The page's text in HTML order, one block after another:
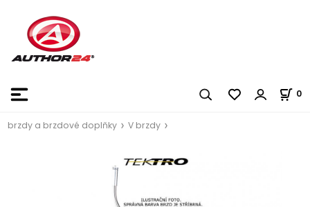
0
brzdy a brzdové doplňky V brzdy